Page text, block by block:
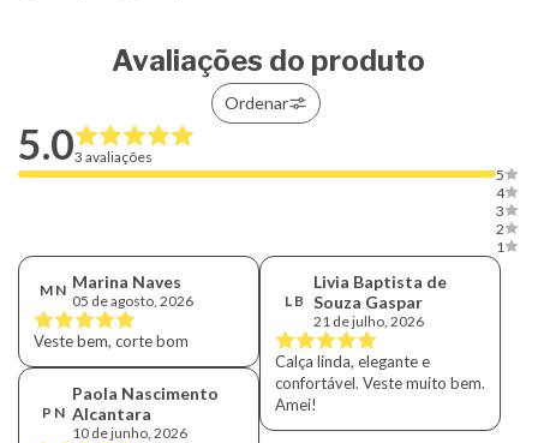
Avaliações do produto
Ordenar
5.03 avaliações
5
4
3
2
1
M N Marina Naves
05 de agosto, 2026
Veste bem, corte bom
P N
Paola Nascimento
Alcantara
10 de junho, 2026
L B
Livia Baptista de
Souza Gaspar
21 de julho, 2026
Calça linda, elegante e
confortável. Veste muito bem.
Amei!